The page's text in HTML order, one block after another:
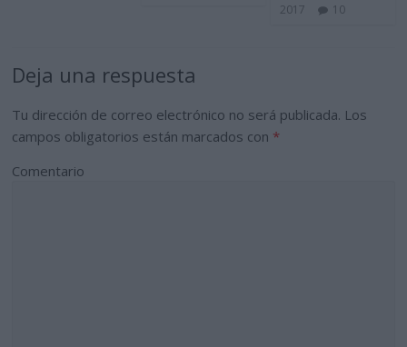
2017
10
Deja una respuesta
Tu dirección de correo electrónico no será publicada. Los
campos obligatorios están marcados con *
Comentario